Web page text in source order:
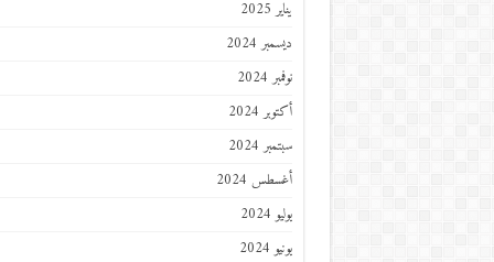
يناير 2025
ديسمبر 2024
نوفمبر 2024
أكتوبر 2024
سبتمبر 2024
أغسطس 2024
يوليو 2024
يونيو 2024